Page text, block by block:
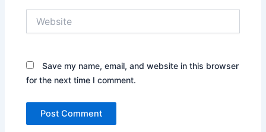
Save my name, email, and website in this browser
for the next time I comment.